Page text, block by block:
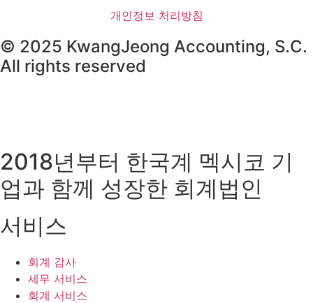
개인정보 처리방침
© 2025 KwangJeong Accounting, S.C.
All rights reserved
2018년부터 한국계 멕시코 기
업과 함께 성장한 회계법인
서비스
회계 감사
세무 서비스
회계 서비스